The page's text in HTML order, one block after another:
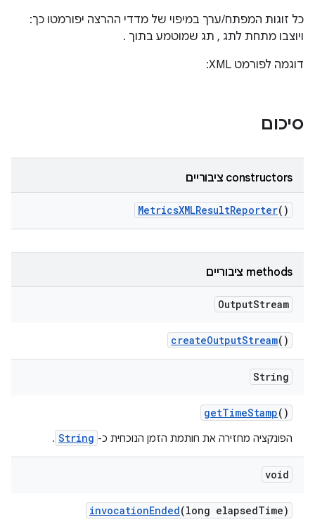
כל זוגות המפתח/ערך במיפוי של מדדי ההרצה יפורמטו כך:
ויוצבו מתחת לתג , תג שמוטמע בתוך .
דוגמה לפורמט XML:
סיכום
‫constructors ציבוריים
MetricsXMLResultReporter()
‫methods ציבוריים
OutputStream
createOutputStream()
String
getTimeStamp()
הפונקציה מחזירה את חותמת הזמן הנוכחית כ- String
.
void
invocationEnded(long elapsedTime)